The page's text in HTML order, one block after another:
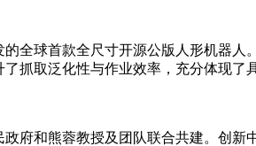
球首款全尺寸开源公版人形机器人
抓取泛化性与作业效率，充分体现了
和熊蓉教授及团队联合共建。创新